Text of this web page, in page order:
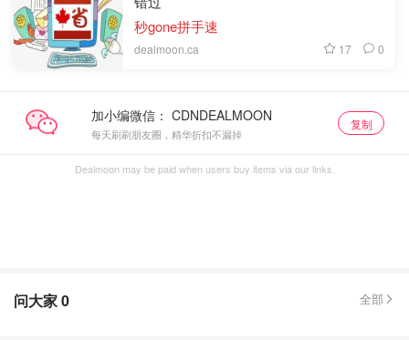
秒gone拼手速
dealmoon.ca 17 0
加小编微信：
每天刷刷朋友圈，精华折扣不漏掉
复制
Dealmoon may be paid when users buy items via our links.
问大家0 全部